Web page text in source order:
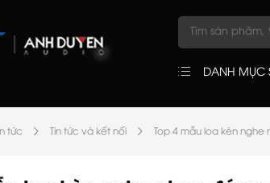
DANH MỤC
tức Tin tức và kết nối Top 4 mẫu loa kèn